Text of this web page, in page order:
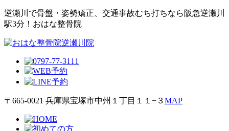
逆瀬川で⾻盤・姿勢矯正、交通事故むち打ちなら阪急逆瀬川
駅3分！おはな整⾻院
〒665-0021 兵庫県宝塚市中州１丁目１１−３MAP